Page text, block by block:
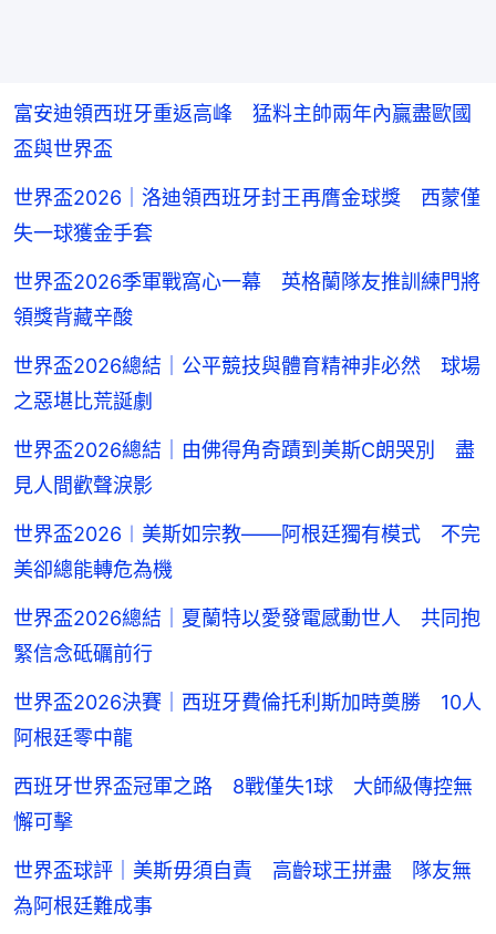
富安迪領西班牙重返高峰 猛料主帥兩年內贏盡歐國
盃與世界盃
世界盃2026｜洛迪領西班牙封王再膺金球獎 西蒙僅
失一球獲金手套
世界盃2026季軍戰窩心一幕 英格蘭隊友推訓練門將
領獎背藏辛酸
世界盃2026總結｜公平競技與體育精神非必然 球場
之惡堪比荒誕劇
世界盃2026總結｜由佛得角奇蹟到美斯C朗哭別 盡
見人間歡聲淚影
世界盃2026︱美斯如宗教——阿根廷獨有模式 不完
美卻總能轉危為機
世界盃2026總結｜夏蘭特以愛發電感動世人 共同抱
緊信念砥礪前行
世界盃2026決賽｜西班牙費倫托利斯加時奠勝 10人
阿根廷零中龍
西班牙世界盃冠軍之路 8戰僅失1球 大師級傳控無
懈可擊
世界盃球評｜美斯毋須自責 高齡球王拼盡 隊友無
為阿根廷難成事